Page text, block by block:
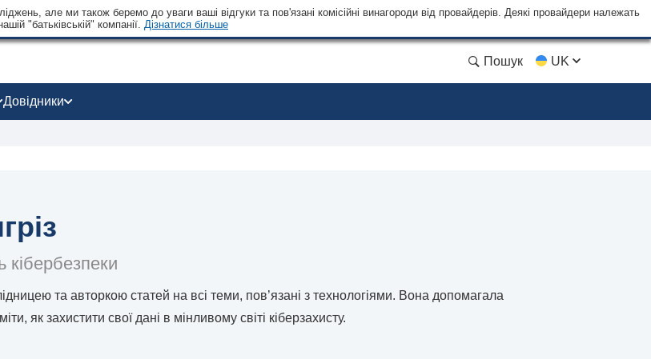
але ми також беремо до уваги ваші відгуки та пов'язані комісійні винагороди від провайдерів. Деякі провайдери належать
"батьківській" компанії. Дізнатися більше
Пошук UK
Довідники
кібербезпеки
та авторкою статей на всі теми, пов’язані з технологіями. Вона допомагала
як захистити свої дані в мінливому світі кіберзахисту.